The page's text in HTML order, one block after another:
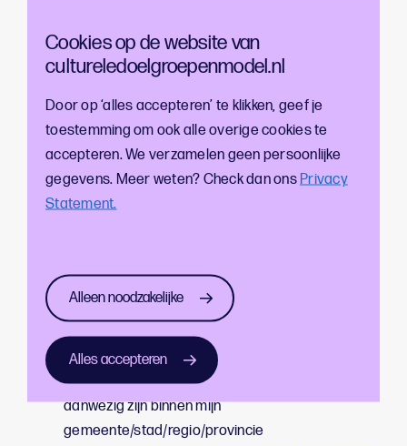
Cookies op de website van
cultureledoelgroepenmodel.nl
Door op ‘alles accepteren’ te klikken, geef je
toestemming om ook alle overige cookies te
accepteren. We verzamelen geen persoonlijke
gegevens. Meer weten? Check dan ons Privacy
Statement.
Alleen noodzakelijke
Alles accepteren
Zijn er mogelijk verschillen in bereik tussen musea
/ festivals / podia?
bijvoorbeeld het samenstellen van een
evenementenkalender?
Waar kunnen we je het beste bij helpen? ​
Ik wil inzicht in het totale publieksbereik van de
Ik wil als DMO hiermee aan de slag.
aan?
Ik wil inzicht in welke Culturele Doelgroepen er
aanwezig zijn binnen mijn
gemeente/stad/regio/provincie